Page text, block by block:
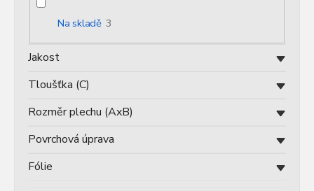
Na skladě 3
Fólie
Jakost
Povrchová úprava
Rozměr plechu (AxB)
Tloušťka (C)